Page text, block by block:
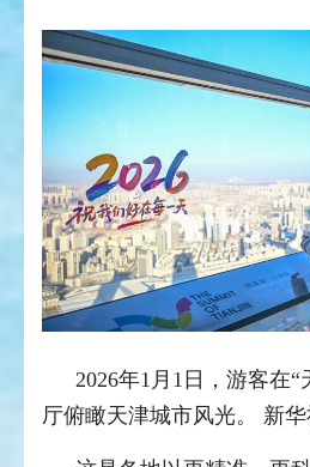
2026年1月1日，游客在
厅俯瞰天津城市风光。 新